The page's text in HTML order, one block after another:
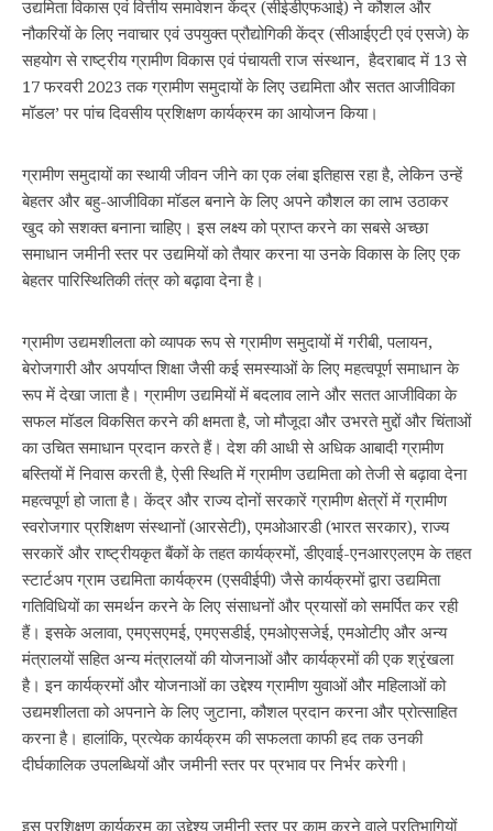
उद्यमिता विकास एवं वित्तीय समावेशन केंद्र (सीईडीएफआई) ने कौशल और
नौकरियों के लिए नवाचार एवं उपयुक्त प्रौद्योगिकी केंद्र (सीआईएटी एवं एसजे) के
सहयोग से राष्ट्रीय ग्रामीण विकास एवं पंचायती राज संस्‍थान, हैदराबाद में 13 से
17 फरवरी 2023 तक ग्रामीण समुदायों के लिए उद्यमिता और सतत आजीविका
मॉडल’ पर पांच दिवसीय प्रशिक्षण कार्यक्रम का आयोजन किया।
ग्रामीण समुदायों का स्थायी जीवन जीने का एक लंबा इतिहास रहा है, लेकिन उन्हें
बेहतर और बहु-आजीविका मॉडल बनाने के लिए अपने कौशल का लाभ उठाकर
खुद को सशक्त बनाना चाहिए। इस लक्ष्य को प्राप्त करने का सबसे अच्छा
समाधान जमीनी स्तर पर उद्यमियों को तैयार करना या उनके विकास के लिए एक
बेहतर पारिस्थितिकी तंत्र को बढ़ावा देना है।
ग्रामीण उद्यमशीलता को व्यापक रूप से ग्रामीण समुदायों में गरीबी, पलायन,
बेरोजगारी और अपर्याप्त शिक्षा जैसी कई समस्याओं के लिए महत्वपूर्ण समाधान के
रूप में देखा जाता है। ग्रामीण उद्यमियों में बदलाव लाने और सतत आजीविका के
सफल मॉडल विकसित करने की क्षमता है, जो मौजूदा और उभरते मुद्दों और चिंताओं
का उचित समाधान प्रदान करते हैं। देश की आधी से अधिक आबादी ग्रामीण
बस्तियों में निवास करती है, ऐसी स्थिति में ग्रामीण उद्यमिता को तेजी से बढ़ावा देना
महत्वपूर्ण हो जाता है। केंद्र और राज्य दोनों सरकारें ग्रामीण क्षेत्रों में ग्रामीण
स्वरोजगार प्रशिक्षण संस्थानों (आरसेटी), एमओआरडी (भारत सरकार), राज्य
सरकारें और राष्ट्रीयकृत बैंकों के तहत कार्यक्रमों, डीएवाई-एनआरएलएम के तहत
स्टार्टअप ग्राम उद्यमिता कार्यक्रम (एसवीईपी) जैसे कार्यक्रमों द्वारा उद्यमिता
गतिविधियों का समर्थन करने के लिए संसाधनों और प्रयासों को समर्पित कर रही
हैं। इसके अलावा, एमएसएमई, एमएसडीई, एमओएसजेई, एमओटीए और अन्य
मंत्रालयों सहित अन्य मंत्रालयों की योजनाओं और कार्यक्रमों की एक श्रृंखला
है। इन कार्यक्रमों और योजनाओं का उद्देश्य ग्रामीण युवाओं और महिलाओं को
उद्यमशीलता को अपनाने के लिए जुटाना, कौशल प्रदान करना और प्रोत्साहित
करना है। हालांकि, प्रत्येक कार्यक्रम की सफलता काफी हद तक उनकी
दीर्घकालिक उपलब्धियों और जमीनी स्तर पर प्रभाव पर निर्भर करेगी।
इस प्रशिक्षण कार्यक्रम का उद्देश्य जमीनी स्तर पर काम करने वाले प्रतिभागियों